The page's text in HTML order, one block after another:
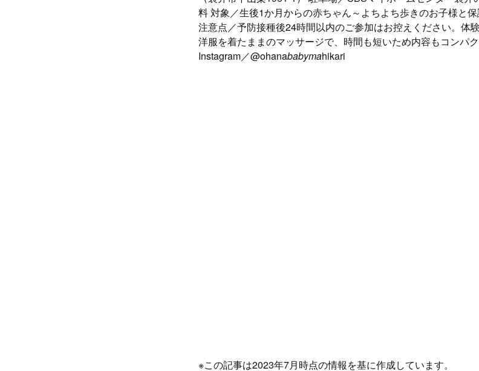
料 対象／生後1か月からの赤ちゃん～よちよち歩きのお子様と
注意点／予防接種後24時間以内のご参加はお控えください。体
洋服を着たままのマッサージで、時間も短いため内容もコンパク
Instagram／@ohanababymahikari
※この記事は2023年7月時点の情報を基に作成しています。